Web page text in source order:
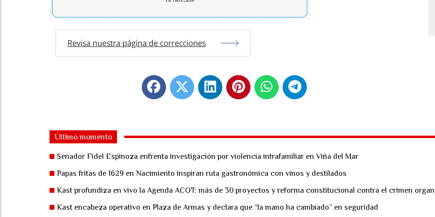
Último momento
Senador Fidel Espinoza enfrenta investigación por violencia intrafamiliar en Viña del Mar
Papas fritas de 1629 en Nacimiento inspiran ruta gastronómica con vinos y destilados
Kast profundiza en vivo la Agenda ACOT: más de 30 proyectos y reforma constitucional contra el crimen
Kast encabeza operativo en Plaza de Armas y declara que “la mano ha cambiado” en seguridad